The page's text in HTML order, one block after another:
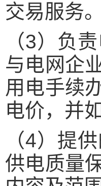
交易服务。
（3）负
与电网企
用电手续
电价，并
（4）提
供电质量